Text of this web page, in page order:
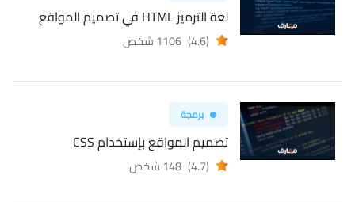
لغة الترميز HTML في تصميم المواقع
(4.6) 1106 شخص
برمجة
تصميم المواقع بإستخدام CSS
(4.7) 148 شخص